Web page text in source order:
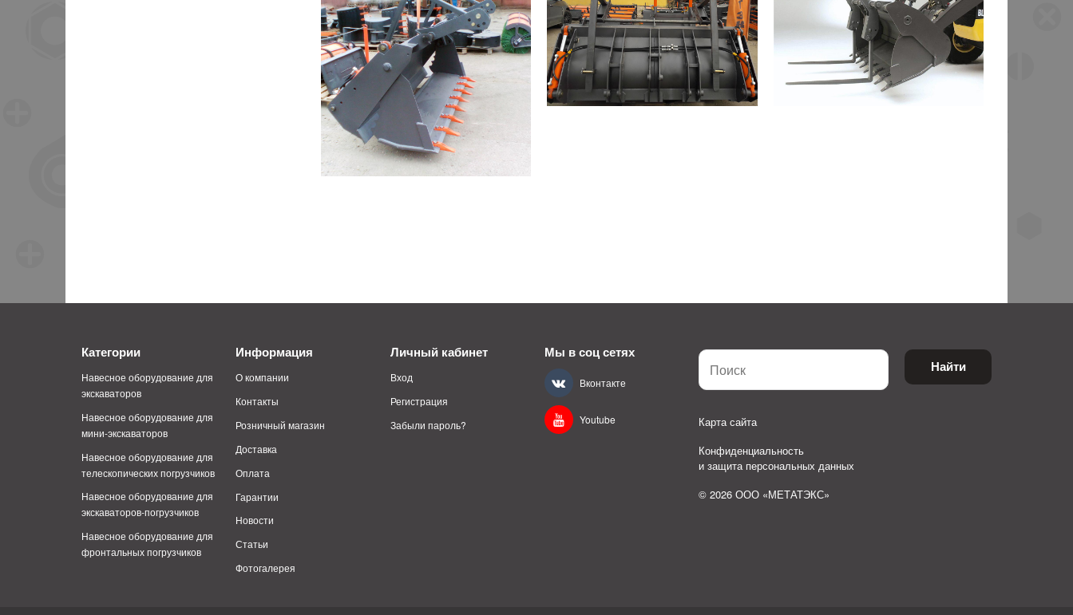
Категории
Навесное оборудование для
экскаваторов
Навесное оборудование для
мини-экскаваторов
Навесное оборудование для
телескопических погрузчиков
Навесное оборудование для
экскаваторов-погрузчиков
Навесное оборудование для
фронтальных погрузчиков
Информация
О компании
Контакты
Розничный магазин
Доставка
Оплата
Гарантии
Новости
Статьи
Фотогалерея
Личный кабинет
Вход
Регистрация
Забыли пароль?
Мы в соц сетях
Вконтакте
Youtube
Найти
Карта сайта
Конфиденциальность
и защита персональных данных
© 2026 ООО «МЕТАТЭКС»